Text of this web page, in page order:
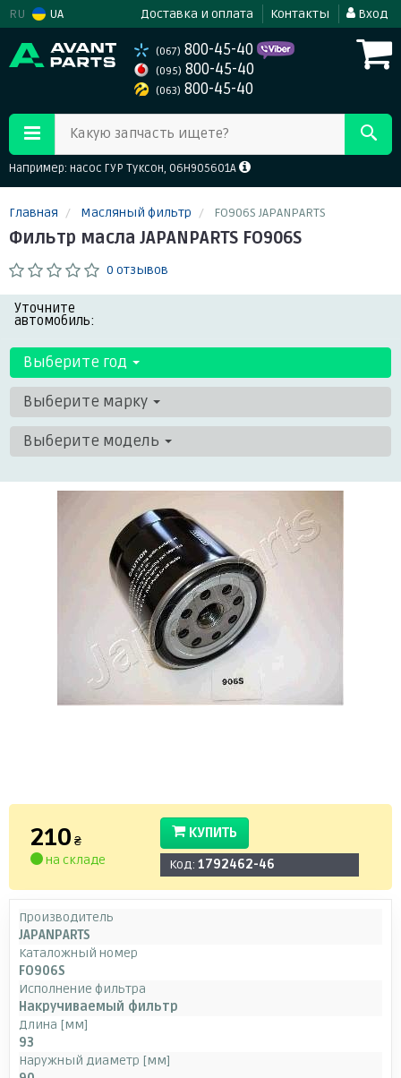
RU UA Доставка и оплата Контакты Вход
(067) 800-45-40
(095) 800-45-40
(063) 800-45-40
Какую запчасть ищете?
Например: насос ГУР Туксон, 06H905601A
Главная Масляный фильтр FO906S JAPANPARTS
Фильтр масла JAPANPARTS FO906S
0 отзывов
Уточните
автомобиль:
Выберите год
Выберите марку
Выберите модель
210 ₴
на складе
КУПИТЬ
Код: 1792462-46
Производитель
JAPANPARTS
Каталожный номер
FO906S
Исполнение фильтра
Накручиваемый фильтр
Длина [мм]
93
Наружный диаметр [мм]